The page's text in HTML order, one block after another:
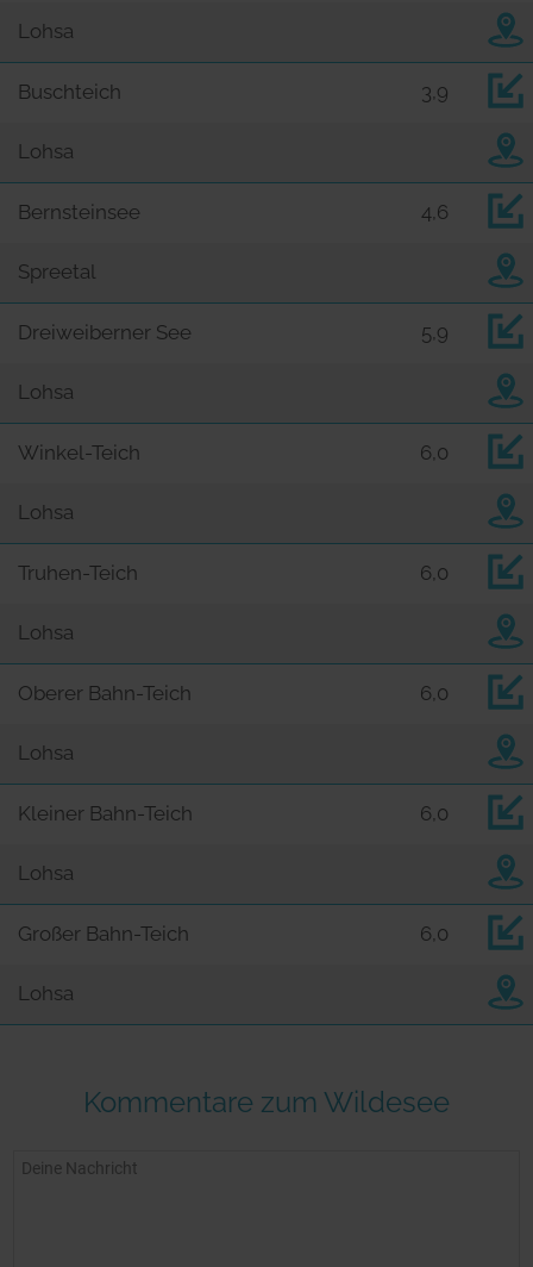
Lohsa
Buschteich 3,9
Lohsa
Bernsteinsee 4,6
Spreetal
Dreiweiberner See 5,9
Lohsa
Winkel-Teich 6,0
Lohsa
Truhen-Teich 6,0
Lohsa
Oberer Bahn-Teich 6,0
Lohsa
Kleiner Bahn-Teich 6,0
Lohsa
Großer Bahn-Teich 6,0
Lohsa
Kommentare zum Wildesee